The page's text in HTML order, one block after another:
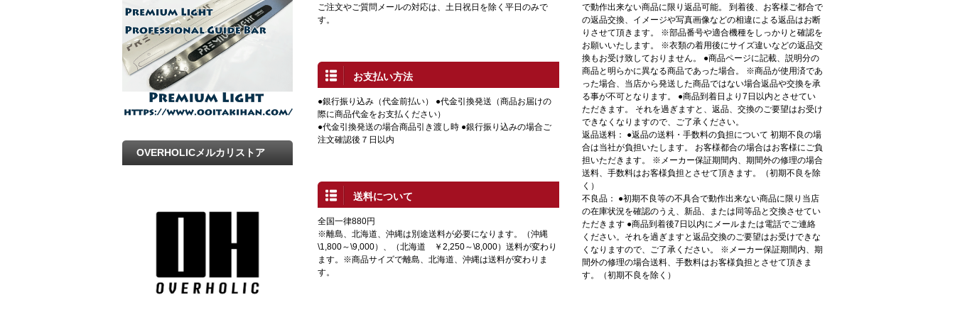
ご注文やご質問メールの対応は、土日祝日を除く平日のみで
す。
お支払い方法
●銀行振り込み（代金前払い） ●代金引換発送（商品お届けの
際に商品代金をお支払ください）
●代金引換発送の場合商品引き渡し時 ●銀行振り込みの場合ご
注文確認後７日以内
送料について
全国一律880円
※離島、北海道、沖縄は別途送料が必要になります。（沖縄
\1,800～\9,000）、（北海道 ￥2,250～\8,000）送料が変わり
ます。※商品サイズで離島、北海道、沖縄は送料が変わりま
す。
で動作出来ない商品に限り返品可能。 到着後、お客様ご都合で
の返品交換、イメージや写真画像などの相違による返品はお断
りさせて頂きます。 ※部品番号や適合機種をしっかりと確認を
お願いいたします。 ※衣類の着用後にサイズ違いなどの返品交
換もお受け致しておりません。 ●商品ページに記載、説明分の
商品と明らかに異なる商品であった場合。 ※商品が使用済であ
った場合、当店から発送した商品ではない場合返品や交換を承
る事が不可となります。 ●商品到着日より7日以内とさせてい
ただきます。 それを過ぎますと、返品、交換のご要望はお受け
できなくなりますので、ご了承ください。
返品送料： ●返品の送料・手数料の負担について 初期不良の場
合は当社が負担いたします。 お客様都合の場合はお客様にご負
担いただきます。 ※メーカー保証期間内、期間外の修理の場合
送料、手数料はお客様負担とさせて頂きます。（初期不良を除
く）
不良品： ●初期不良等の不具合で動作出来ない商品に限り当店
の在庫状況を確認のうえ、新品、または同等品と交換させてい
ただきます ●商品到着後7日以内にメールまたは電話でご連絡
ください。それを過ぎますと返品交換のご要望はお受けできな
くなりますので、ご了承ください。 ※メーカー保証期間内、期
間外の修理の場合送料、手数料はお客様負担とさせて頂きま
す。（初期不良を除く）
OVERHOLICメルカリストア